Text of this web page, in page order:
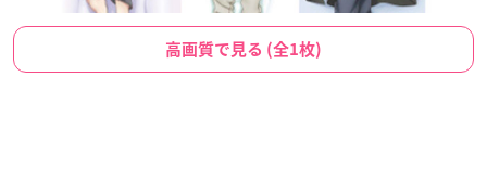
高画質で見る (全1枚)